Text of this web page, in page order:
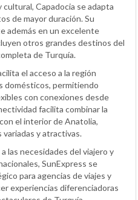
cultural, Capadocia se adapta
de mayor duración. Su
además en un excelente
otros grandes destinos del
de Turquía.
el acceso a la región
domésticos, permitiendo
con conexiones desde
facilita combinar la
el interior de Anatolia,
variadas y atractivas.
las necesidades del viajero y
SunExpress se
para agencias de viajes y
experiencias diferenciadoras